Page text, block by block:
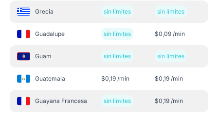
Grecia sin límites sin límites
Guadalupe sin límites $0,09 /min
Guam sin límites sin límites
Guatemala $0,19 /min $0,19 /min
Guayana Francesa sin límites $0,19 /min